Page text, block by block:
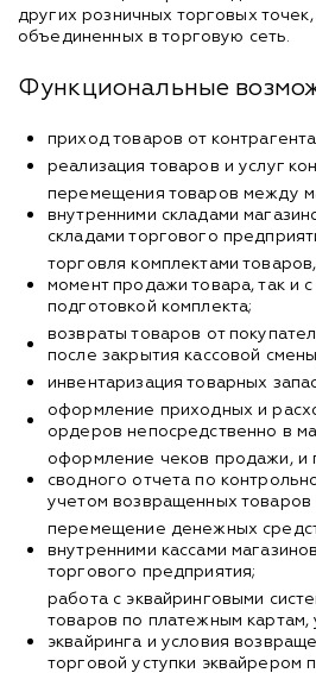
других розничных торговых точек,
объединенных в торговую сеть.
Функциональные
приход товаров от
реализация товаров и услуг
перемещения товаров между
внутренними складами
складами торгового
торговля комплектами
момент продажи товара, так и
подготовкой комплекта;
возвраты товаров от
после закрытия кассовой
инвентаризация товарных
оформление приходных и
ордеров непосредственно в
оформление чеков продажи, и
сводного отчета по
учетом возвращенных товаров
перемещение денежных
внутренними кассами
торгового предприятия;
работа с эквайринговыми
товаров по платежным картам,
эквайринга и условия
торговой уступки эквайрером